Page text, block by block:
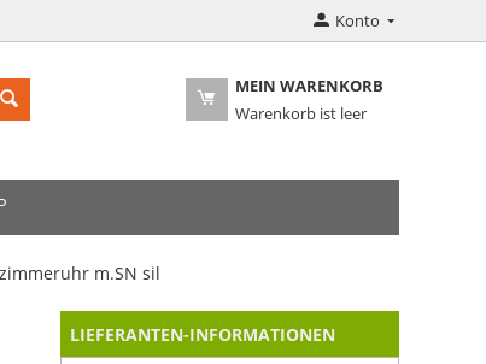
Konto
MEIN WARENKORB
Warenkorb ist leer
m.SN sil
LIEFERANTEN-INFORMATIONEN